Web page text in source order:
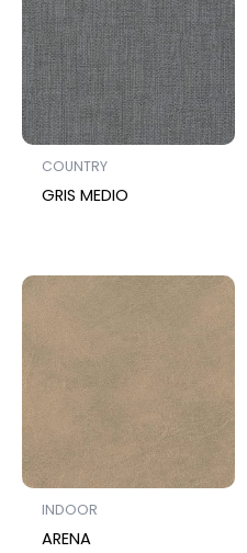
COUNTRY
GRIS MEDIO
INDOOR
ARENA